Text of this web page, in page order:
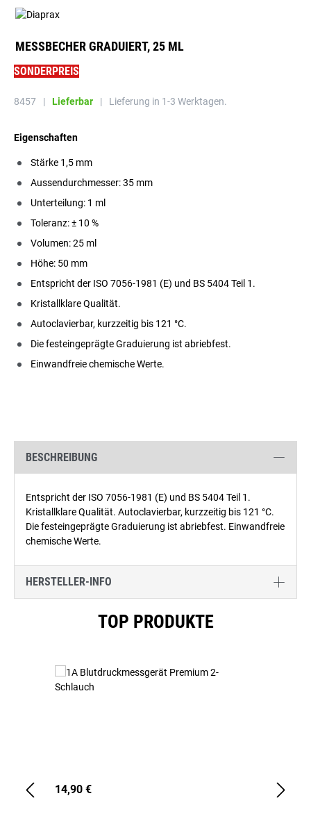
MESSBECHER GRADUIERT, 25 ML
SONDERPREIS
8457 | Lieferbar | Lieferung in 1-3 Werktagen.
Eigenschaften
Stärke 1,5 mm
Aussendurchmesser: 35 mm
Unterteilung: 1 ml
Toleranz: ± 10 %
Volumen: 25 ml
Höhe: 50 mm
Entspricht der ISO 7056-1981 (E) und BS 5404 Teil 1.
Kristallklare Qualität.
Autoclavierbar, kurzzeitig bis 121 °C.
Die festeingeprägte Graduierung ist abriebfest.
Einwandfreie chemische Werte.
BESCHREIBUNG
Entspricht der ISO 7056-1981 (E) und BS 5404 Teil 1.
Kristallklare Qualität. Autoclavierbar, kurzzeitig bis 121 °C.
Die festeingeprägte Graduierung ist abriebfest. Einwandfreie
chemische Werte.
HERSTELLER-INFO
TOP PRODUKTE
14,90 €